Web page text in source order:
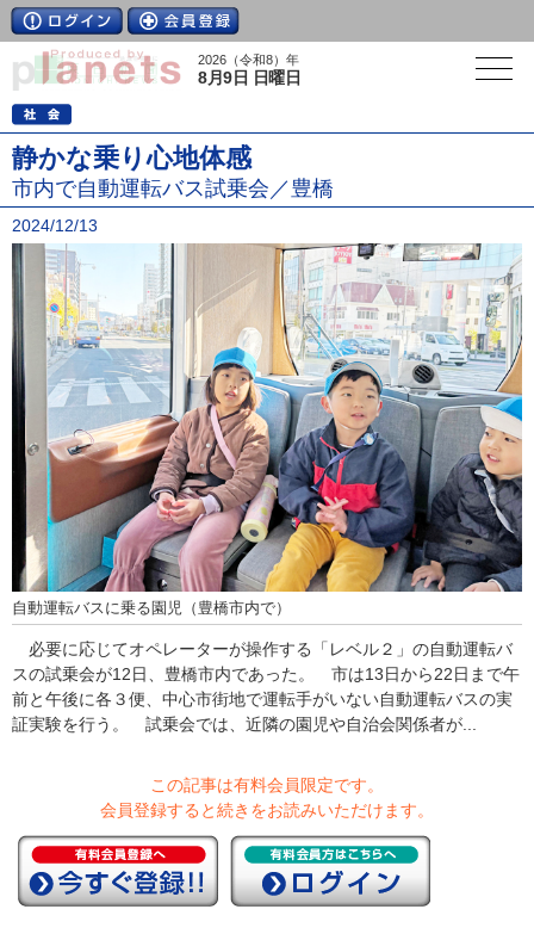
2026（令和8）年
8月9日 日曜日
静かな乗り心地体感
市内で自動運転バス試乗会／豊橋
2024/12/13
自動運転バスに乗る園児（豊橋市内で）
必要に応じてオペレーターが操作する「レベル２」の自動運転バ
スの試乗会が12日、豊橋市内であった。 市は13日から22日まで午
前と午後に各３便、中心市街地で運転手がいない自動運転バスの実
証実験を行う。 試乗会では、近隣の園児や自治会関係者が...
この記事は有料会員限定です。
会員登録すると続きをお読みいただけます。